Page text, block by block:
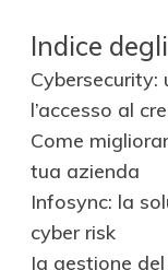
Indice
l’accesso al
Come
tua azienda
Infosync: la
cyber risk
Ia gestione